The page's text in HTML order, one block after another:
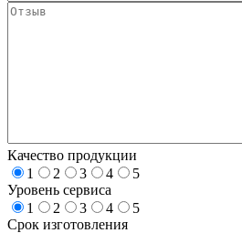
Качество продукции
1
2 3 4
5
Уровень сервиса
1
2 3 4
5
Срок изготовления